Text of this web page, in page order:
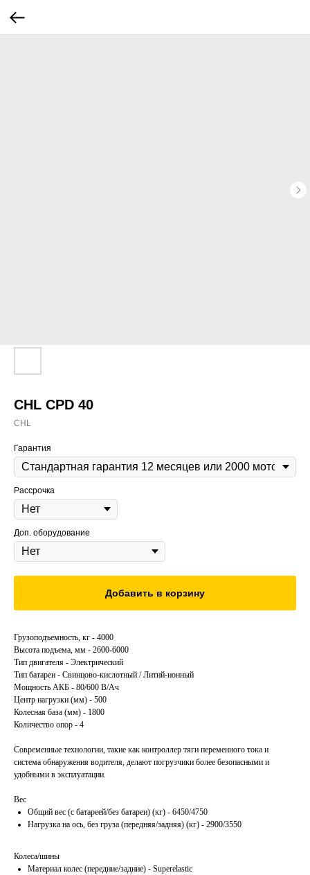
CHL CPD 40
CHL
Гарантия
Рассрочка
Доп. оборудование
Добавить в корзину
Грузоподъемность, кг - 4000
Высота подъема, мм - 2600-6000
Тип двигателя - Электрический
Тип батареи - Свинцово-кислотный / Литий-ионный
Мощность АКБ - 80/600 В/Ач
Центр нагрузки (мм) - 500
Колесная база (мм) - 1800
Количество опор - 4
Современные технологии, такие как контроллер тяги переменного тока и
система обнаружения водителя, делают погрузчики более безопасными и
удобными в эксплуатации.
Вес
Общий вес (с батареей/без батареи) (кг) - 6450/4750
Нагрузка на ось, без груза (передняя/задняя) (кг) - 2900/3550
Колеса/шины
Материал колес (передние/задние) - Superelastic